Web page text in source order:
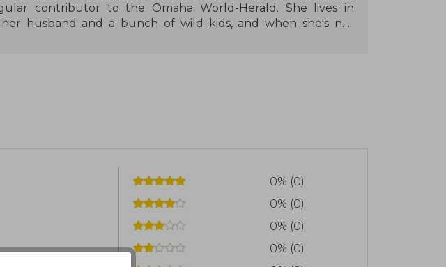
contributor to the Omaha World-Herald. She lives in
husband and a bunch of wild kids, and when she's not
she's likely drinking energy drinks and watching romantic
0% (0)
0% (0)
0% (0)
0% (0)